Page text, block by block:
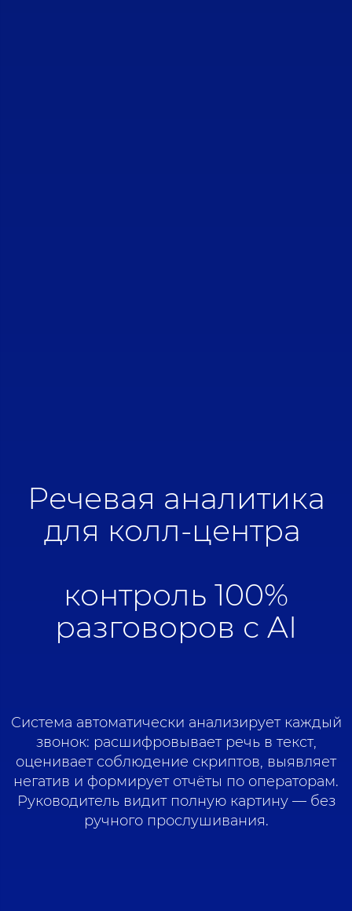
Речевая аналитика
для колл-центра
контроль 100%
разговоров с AI
Система автоматически анализирует каждый
звонок: расшифровывает речь в текст,
оценивает соблюдение скриптов, выявляет
негатив и формирует отчёты по операторам.
Руководитель видит полную картину — без
ручного прослушивания.